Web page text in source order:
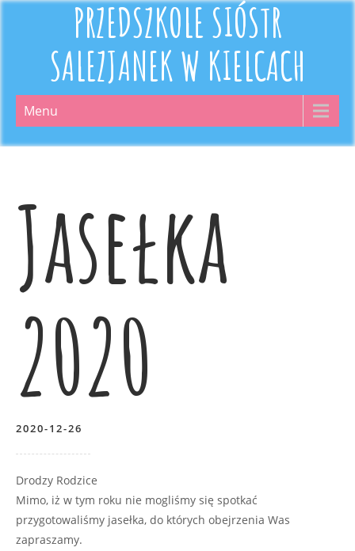
PRZEDSZKOLE SIÓSTR
SALEZJANEK W KIELCACH
Menu
Jasełka
2020
2020-12-26
Drodzy Rodzice
Mimo, iż w tym roku nie mogliśmy się spotkać
przygotowaliśmy jasełka, do których obejrzenia Was
zapraszamy.